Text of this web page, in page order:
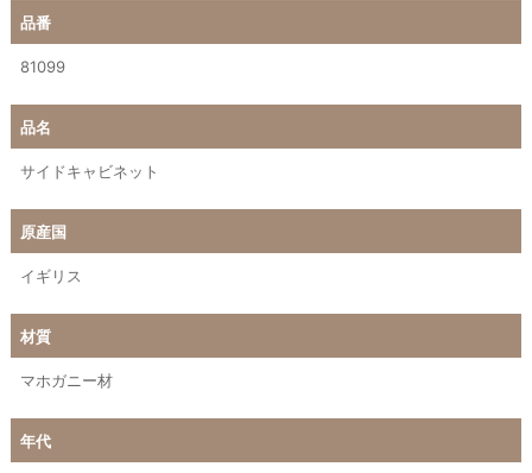
品番
81099
品名
サイドキャビネット
原産国
イギリス
材質
マホガニー材
年代